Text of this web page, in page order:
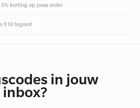
korting op jouw order
€10 tegoed
in jouw
inbox?